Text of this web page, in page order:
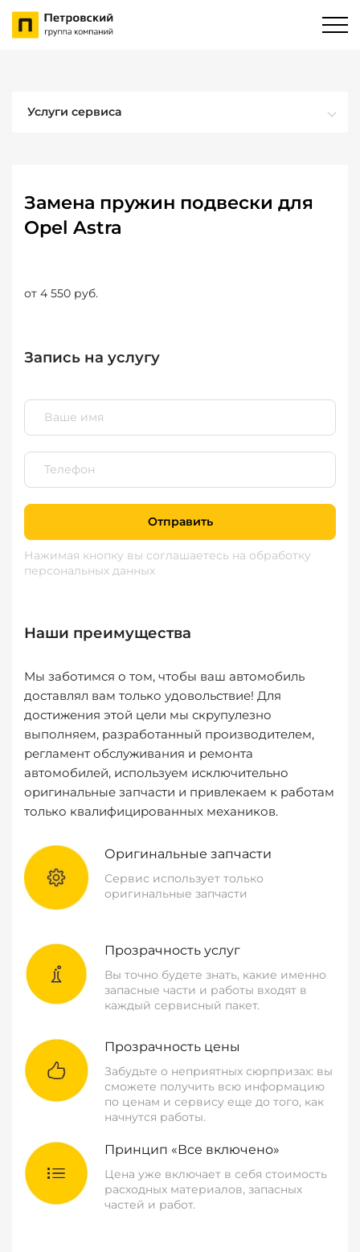
Услуги сервиса
Замена пружин подвески для
Opel Astra
от 4 550 руб.
Запись на услугу
Отправить
Нажимая кнопку вы соглашаетесь на обработку
персональных данных
Наши преимущества
Мы заботимся о том, чтобы ваш автомобиль
доставлял вам только удовольствие! Для
достижения этой цели мы скрупулезно
выполняем, разработанный производителем,
регламент обслуживания и ремонта
автомобилей, используем исключительно
оригинальные запчасти и привлекаем к работам
только квалифицированных механиков.
Оригинальные запчасти
Сервис использует только
оригинальные запчасти
Прозрачность услуг
Вы точно будете знать, какие именно
запасные части и работы входят в
каждый сервисный пакет.
Прозрачность цены
Забудьте о неприятных сюрпризах: вы
сможете получить всю информацию
по ценам и сервису еще до того, как
начнутся работы.
Принцип «Все включено»
Цена уже включает в себя стоимость
расходных материалов, запасных
частей и работ.